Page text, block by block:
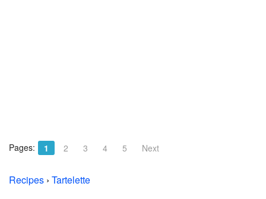
Pages: 1 2 3 4 5 Next
Recipes › Tartelette